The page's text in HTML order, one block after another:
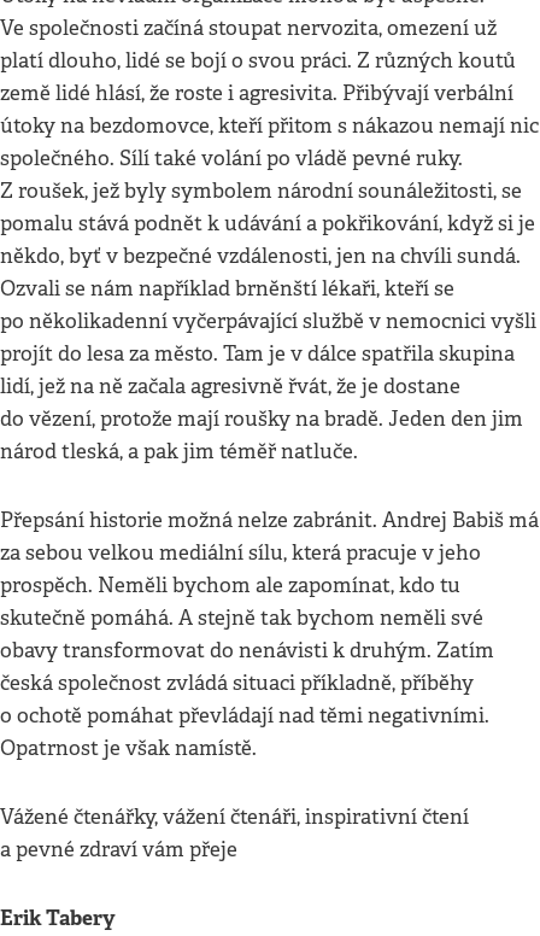
Ve společnosti začíná stoupat nervozita, omezení už
platí dlouho, lidé se bojí o svou práci. Z různých koutů
země lidé hlásí, že roste i agresivita. Přibývají verbální
útoky na bezdomovce, kteří přitom s nákazou nemají nic
společného. Sílí také volání po vládě pevné ruky.
Z roušek, jež byly symbolem národní sounáležitosti, se
pomalu stává podnět k udávání a pokřikování, když si je
někdo, byť v bezpečné vzdálenosti, jen na chvíli sundá.
Ozvali se nám například brněnští lékaři, kteří se
po několikadenní vyčerpávající službě v nemocnici vyšli
projít do lesa za město. Tam je v dálce spatřila skupina
lidí, jež na ně začala agresivně řvát, že je dostane
do vězení, protože mají roušky na bradě. Jeden den jim
národ tleská, a pak jim téměř natluče.
Přepsání historie možná nelze zabránit. Andrej Babiš má
za sebou velkou mediální sílu, která pracuje v jeho
prospěch. Neměli bychom ale zapomínat, kdo tu
skutečně pomáhá. A stejně tak bychom neměli své
obavy transformovat do nenávisti k druhým. Zatím
česká společnost zvládá situaci příkladně, příběhy
o ochotě pomáhat převládají nad těmi negativními.
Opatrnost je však namístě.
Vážené čtenářky, vážení čtenáři, inspirativní čtení
a pevné zdraví vám přeje
Erik Tabery